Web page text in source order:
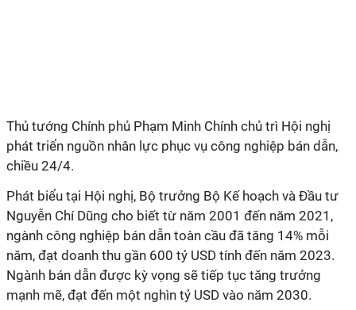
Thủ tướng Chính phủ Phạm Minh Chính chủ trì Hội nghị
phát triển nguồn nhân lực phục vụ công nghiệp bán dẫn,
chiều 24/4.
Phát biểu tại Hội nghị, Bộ trưởng Bộ Kế hoạch và Đầu tư
Nguyễn Chí Dũng cho biết từ năm 2001 đến năm 2021,
ngành công nghiệp bán dẫn toàn cầu đã tăng 14% mỗi
năm, đạt doanh thu gần 600 tỷ USD tính đến năm 2023.
Ngành bán dẫn được kỳ vọng sẽ tiếp tục tăng trưởng
mạnh mẽ, đạt đến một nghìn tỷ USD vào năm 2030.